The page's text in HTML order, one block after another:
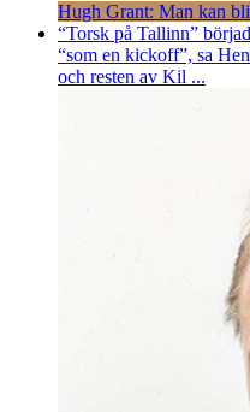
Hugh Grant: Man kan
“Torsk på Tallinn”
“som en kickoff”, sa
och resten av Kil ...